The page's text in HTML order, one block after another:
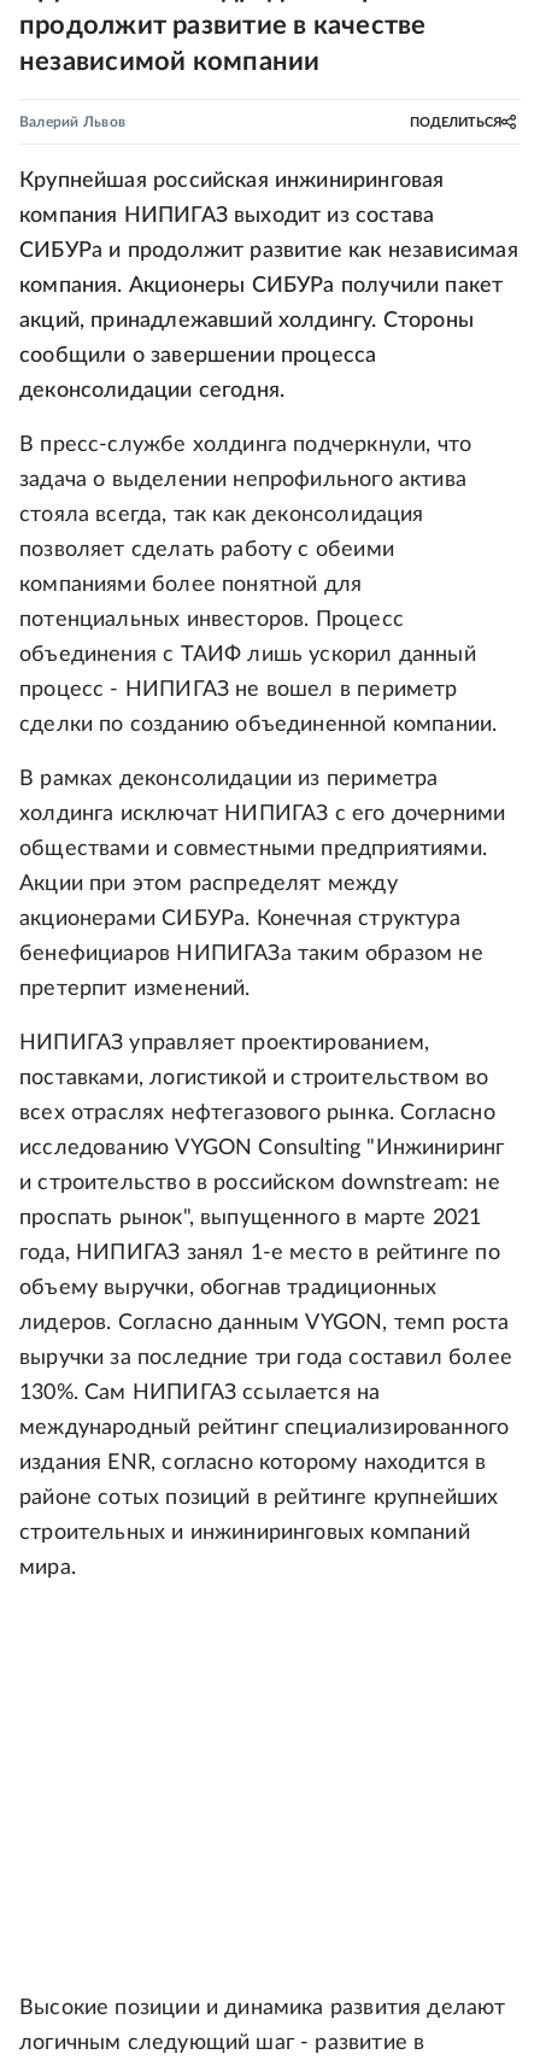
продолжит развитие в качестве
независимой компании
Валерий Львов ПОДЕЛИТЬСЯ
Крупнейшая российская инжиниринговая
компания НИПИГАЗ выходит из состава
СИБУРа и продолжит развитие как независимая
компания. Акционеры СИБУРа получили пакет
акций, принадлежавший холдингу. Стороны
сообщили о завершении процесса
деконсолидации сегодня.
В пресс-службе холдинга подчеркнули, что
задача о выделении непрофильного актива
стояла всегда, так как деконсолидация
позволяет сделать работу с обеими
компаниями более понятной для
потенциальных инвесторов. Процесс
объединения с ТАИФ лишь ускорил данный
процесс - НИПИГАЗ не вошел в периметр
сделки по созданию объединенной компании.
В рамках деконсолидации из периметра
холдинга исключат НИПИГАЗ с его дочерними
обществами и совместными предприятиями.
Акции при этом распределят между
акционерами СИБУРа. Конечная структура
бенефициаров НИПИГАЗа таким образом не
претерпит изменений.
НИПИГАЗ управляет проектированием,
поставками, логистикой и строительством во
всех отраслях нефтегазового рынка. Согласно
исследованию VYGON Consulting "Инжиниринг
и строительство в российском downstream: не
проспать рынок", выпущенного в марте 2021
года, НИПИГАЗ занял 1-е место в рейтинге по
объему выручки, обогнав традиционных
лидеров. Согласно данным VYGON, темп роста
выручки за последние три года составил более
130%. Сам НИПИГАЗ ссылается на
международный рейтинг специализированного
издания ENR, согласно которому находится в
районе сотых позиций в рейтинге крупнейших
строительных и инжиниринговых компаний
мира.
Высокие позиции и динамика развития делают
логичным следующий шаг - развитие в